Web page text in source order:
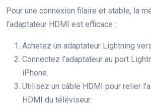
Pour une connexion filaire et stable, la
l’adaptateur HDMI est efficace :
Achetez un adaptateur Lightning
Connectez l’adaptateur au port
iPhone.
Utilisez un câble HDMI pour relier
HDMI du téléviseur.